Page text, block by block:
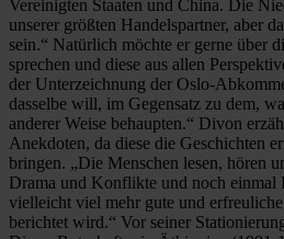
Vereinigten Staaten und China. Die
unserer größten Handelspartner, aber
sein.“ Natürlich möchte er gerne über
sprechen und diese aus allen
der Unterzeichnung der Oslo-
dasselbe will, im Gegensatz zu dem,
anderer Weise behaupten.“ Divon
Anekdoten, da diese die Geschichten
bringen. „Die Menschen lesen, hören
Drama und Konflikte und noch einmal
vielleicht viel mehr gute und
berichtet wird.“ Vor seiner